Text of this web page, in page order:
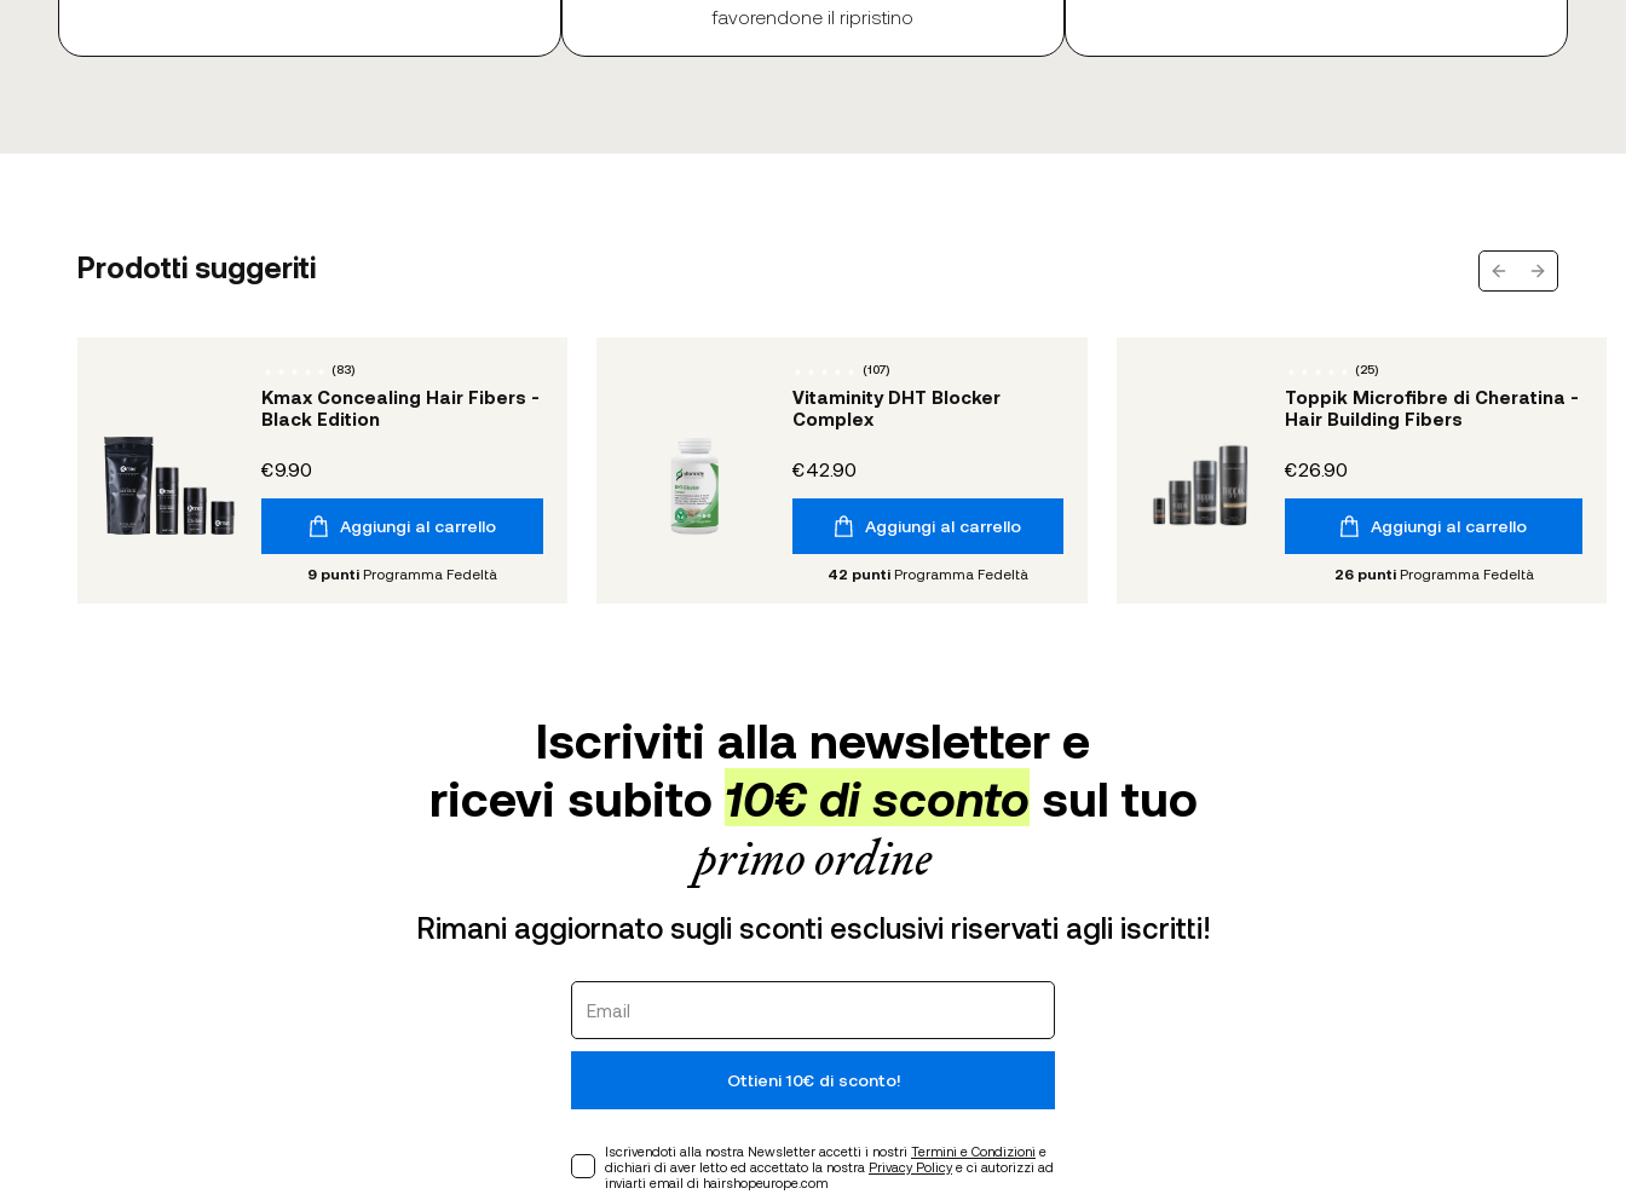
favorendone il ripristino
Prodotti suggeriti Previous slide
Next slide
(83)
Kmax Concealing Hair Fibers -
Black Edition
€9.90
Aggiungi al carrello
9 punti Programma Fedeltà
(107)
Vitaminity DHT Blocker
Complex
€42.90
Aggiungi al carrello
42 punti Programma Fedeltà
(25)
Toppik Microfibre di Cheratina -
Hair Building Fibers
€26.90
Aggiungi al carrello
26 punti Programma Fedeltà
Iscriviti alla newsletter e
ricevi subito 10€ di sconto sul tuo
primo ordine
Rimani aggiornato sugli sconti esclusivi riservati agli iscritti!
Ottieni 10€ di sconto!
Iscrivendoti alla nostra Newsletter accetti i nostri Termini e Condizioni e
dichiari di aver letto ed accettato la nostra Privacy Policye ci autorizzi ad
inviarti email di hairshopeurope.com